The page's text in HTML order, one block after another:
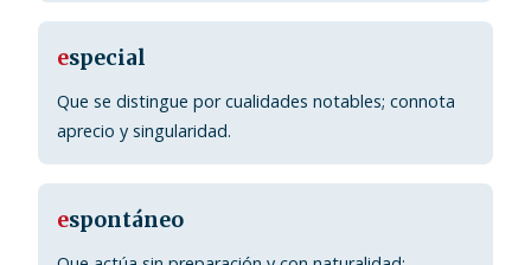
especial
Que se distingue por cualidades notables; connota
aprecio y singularidad.
espontáneo